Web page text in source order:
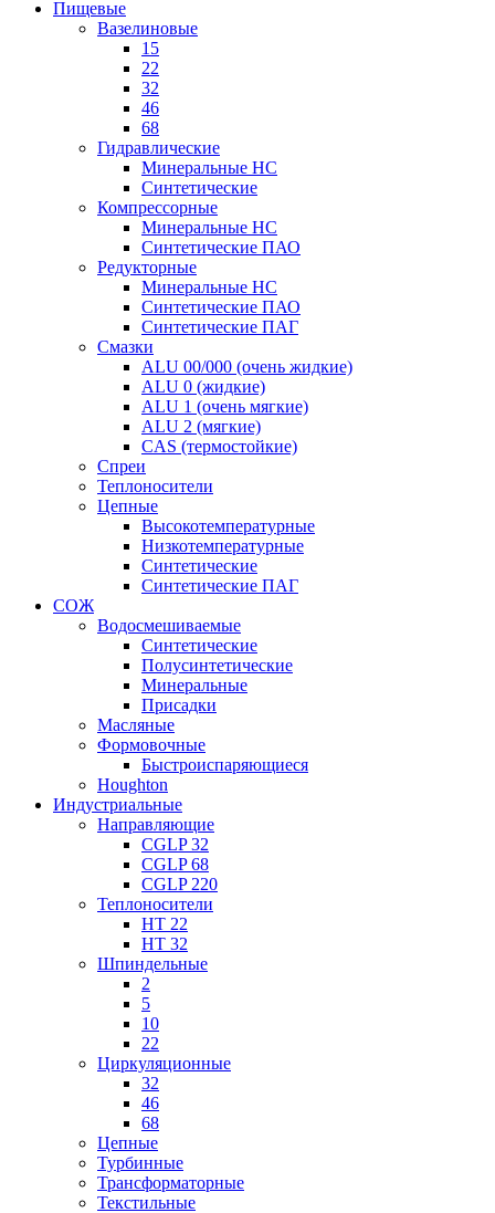
Пищевые
Вазелиновые
15
22
32
46
68
Гидравлические
Минеральные HC
Синтетические
Компрессорные
Минеральные HC
Синтетические ПАО
Редукторные
Минеральные HC
Синтетические ПАО
Синтетические ПАГ
Смазки
ALU 00/000 (очень жидкие)
ALU 0 (жидкие)
ALU 1 (очень мягкие)
ALU 2 (мягкие)
CAS (термостойкие)
Спреи
Теплоносители
Цепные
Высокотемпературные
Низкотемпературные
Синтетические
Синтетические ПАГ
СОЖ
Водосмешиваемые
Синтетические
Полусинтетические
Минеральные
Присадки
Масляные
Формовочные
Быстроиспаряющиеся
Houghton
Индустриальные
Направляющие
CGLP 32
CGLP 68
CGLP 220
Теплоносители
HT 22
HT 32
Шпиндельные
2
5
10
22
Циркуляционные
32
46
68
Цепные
Турбинные
Трансформаторные
Текстильные